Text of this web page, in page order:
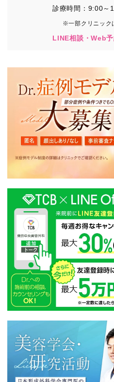
診療時間：9:00～
※一部クリニック
LINE相談・Web